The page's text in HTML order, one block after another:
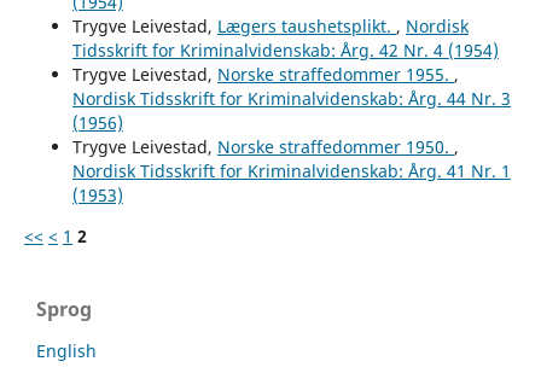
Trygve Leivestad, Lægers taushetsplikt. , Nordisk
Tidsskrift for Kriminalvidenskab: Årg. 42 Nr. 4 (1954)
Trygve Leivestad, Norske straffedommer 1955. ,
Nordisk Tidsskrift for Kriminalvidenskab: Årg. 44 Nr. 3
(1956)
Trygve Leivestad, Norske straffedommer 1950. ,
Nordisk Tidsskrift for Kriminalvidenskab: Årg. 41 Nr. 1
(1953)
<< < 1 2
Sprog
English